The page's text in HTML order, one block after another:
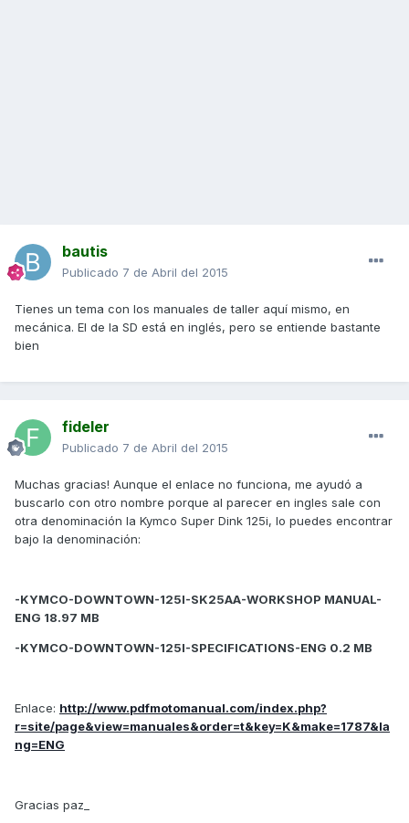
bautis
Publicado 7 de Abril del 2015
Tienes un tema con los manuales de taller aquí mismo, en
mecánica. El de la SD está en inglés, pero se entiende bastante
bien
fideler
Publicado 7 de Abril del 2015
Muchas gracias! Aunque el enlace no funciona, me ayudó a
buscarlo con otro nombre porque al parecer en ingles sale con
otra denominación la Kymco Super Dink 125i, lo puedes encontrar
bajo la denominación:
-KYMCO-DOWNTOWN-125I-SK25AA-WORKSHOP MANUAL-
ENG 18.97 MB
-KYMCO-DOWNTOWN-125I-SPECIFICATIONS-ENG 0.2 MB
Enlace: http://www.pdfmotomanual.com/index.php?
r=site/page&view=manuales&order=t&key=K&make=1787&la
ng=ENG
Gracias paz_